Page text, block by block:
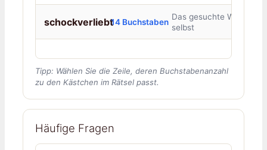
schockverliebt14 Buchstaben
Das gesuchte Wort
selbst
Tipp: Wählen Sie die Zeile, deren Buchstabenanzahl
zu den Kästchen im Rätsel passt.
Häufige Fragen